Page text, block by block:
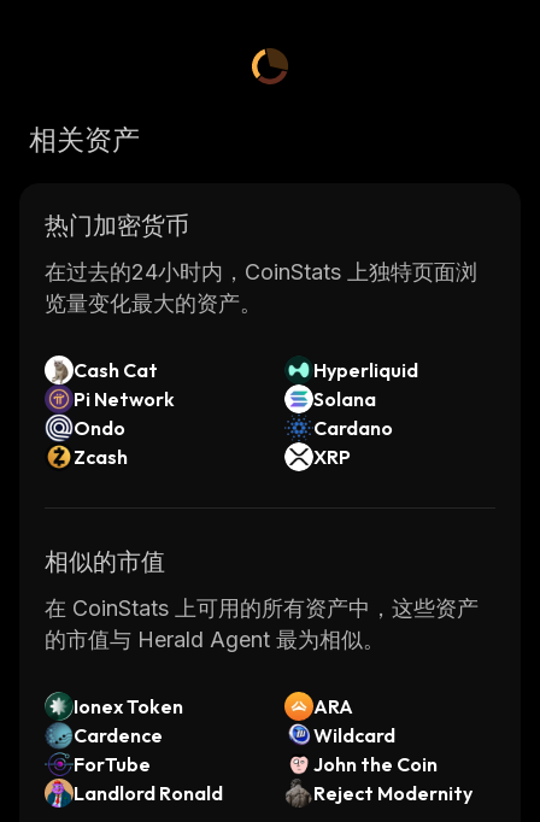
相关资产
热门加密货币
在过去的24小时内，CoinStats 上独特页面浏
览量变化最大的资产。
Cash Cat
Hyperliquid
Pi Network
Solana
Ondo
Cardano
Zcash
XRP
相似的市值
在 CoinStats 上可用的所有资产中，这些资产
的市值与 Herald Agent 最为相似。
Ionex Token
ARA
Cardence
Wildcard
ForTube
John the Coin
Landlord Ronald
Reject Modernity